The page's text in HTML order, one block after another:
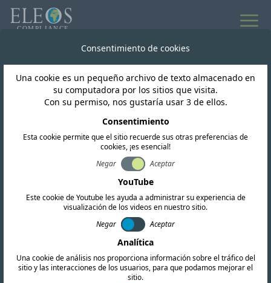
Paraguay
CONATEL actualiza el
PNA para Facilitar la
Implementación de la
Tecnología 5G
Consentimiento de cookies
Una cookie es un pequeño archivo de texto almacenado en
su computadora por los sitios que visita.
Con su permiso, nos gustaría usar 3 de ellos.
Consentimiento
Esta cookie permite que el sitio recuerde sus otras preferencias de
cookies, ¡es esencial!
Negar
Aceptar
YouTube
Este cookie de Youtube les ayuda a administrar su experiencia de
visualización de los videos en nuestro sitio.
Negar
Aceptar
Analítica
Una cookie de análisis nos proporciona información sobre el tráfico del
sitio y las interacciones de los usuarios, para que podamos mejorar el
sitio.